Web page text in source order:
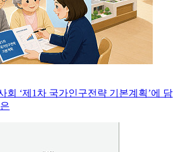
회 ‘제1차 국가인구전략 기본계획’에 담